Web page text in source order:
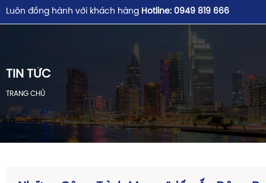
Luôn đồng hành với khách hàng Hotline: 0949 819 666
TIN TỨC
TRANG CHỦ